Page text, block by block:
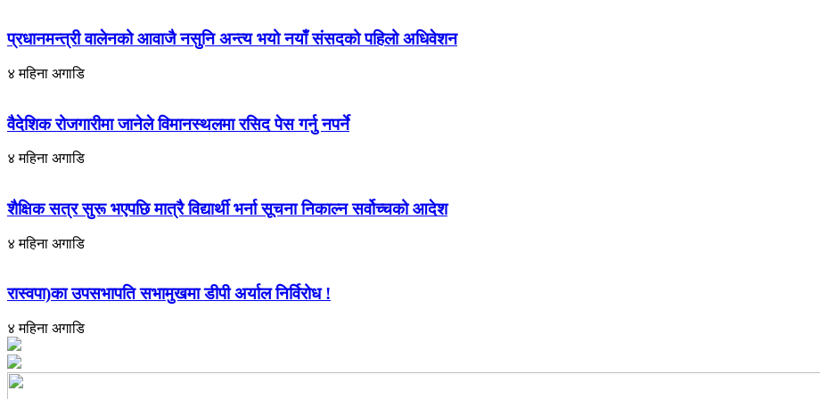
प्रधानमन्त्री वालेनको आवाजै नसुनि अन्त्य भयो नयाँ संसदको पहिलो अधिवेशन
४ महिना अगाडि
वैदेशिक रोजगारीमा जानेले विमानस्थलमा रसिद पेस गर्नु नपर्ने
४ महिना अगाडि
शैक्षिक सत्र सुरू भएपछि मात्रै विद्यार्थी भर्ना सूचना निकाल्न सर्वोच्चको आदेश
४ महिना अगाडि
रास्वपा)का उपसभापति सभामुखमा डीपी अर्याल निर्विरोध !
४ महिना अगाडि